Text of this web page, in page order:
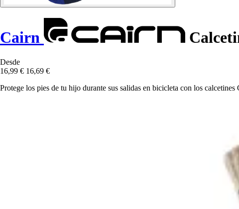
Cairn
Desde
16,99 € 16,69 €
Protege los pies de tu hijo durante sus salidas en bicicleta con los